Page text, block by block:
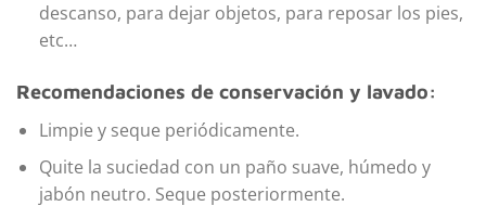
descanso, para dejar objetos, para reposar los pies,
etc…
Recomendaciones de conservación y lavado:
Limpie y seque periódicamente.
Quite la suciedad con un paño suave, húmedo y
jabón neutro. Seque posteriormente.